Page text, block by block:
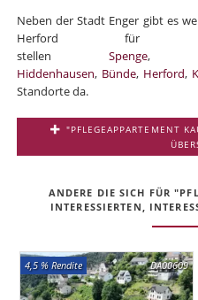
Neben der Stadt Enger gibt es
Herford für
stellen Spenge
Hiddenhausen, Bünde, Herford,
Standorte da.
"PFLEGEAPPARTEMENT
ANDERE DIE SICH FÜR
INTERESSIERTEN,
DA00609
4,5 % Rendite